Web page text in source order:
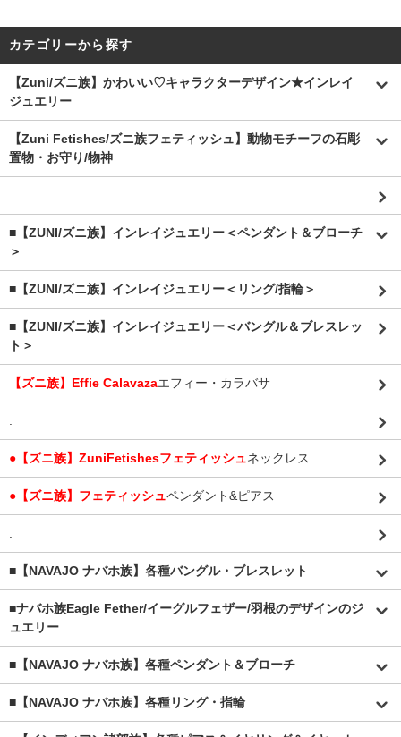
カテゴリーから探す
【Zuni/ズニ族】かわいい♡キャラクターデザイン★インレイ
ジュエリー
【Zuni Fetishes/ズニ族フェティッシュ】動物モチーフの石彫
置物・お守り/物神
■【ZUNI/ズニ族】インレイジュエリー＜ペンダント＆ブローチ
＞
■【ZUNI/ズニ族】インレイジュエリー＜リング/指輪＞
■【ZUNI/ズニ族】インレイジュエリー＜バングル＆ブレスレッ
ト＞
【ズニ族】Effie Calavazaエフィー・カラバサ
●【ズニ族】ZuniFetishesフェティッシュネックレス
●【ズニ族】フェティッシュペンダント&ピアス
■【NAVAJO ナバホ族】各種バングル・ブレスレット
■ナバホ族Eagle Fether/イーグルフェザー/羽根のデザインのジ
ュエリー
■【NAVAJO ナバホ族】各種ペンダント＆ブローチ
■【NAVAJO ナバホ族】各種リング・指輪